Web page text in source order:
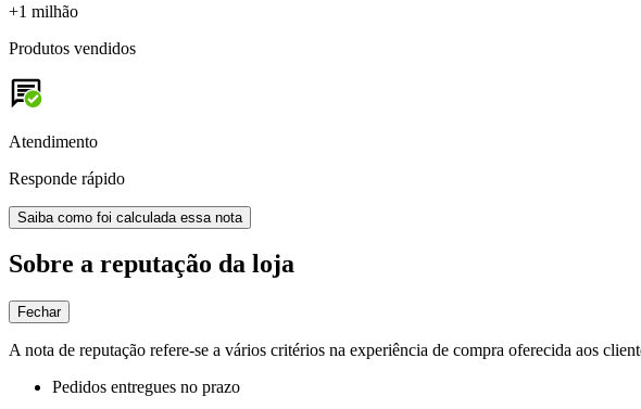
+1 milhão
Produtos vendidos
Atendimento
Responde rápido
Saiba como foi calculada essa nota
Sobre a reputação da loja
Fechar
A nota de reputação refere-se a vários critérios na experiência de compra oferecida aos
Pedidos entregues no prazo